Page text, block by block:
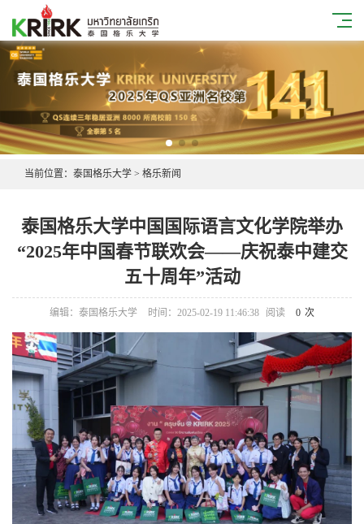
当前位置： 泰国格乐大学 > 格乐新闻
泰国格乐大学中国国际语言文化学院举办
“2025年中国春节联欢会——庆祝泰中建交
五十周年”活动
编辑：泰国格乐大学 时间：2025-02-19 11:46:38 阅读 0 次